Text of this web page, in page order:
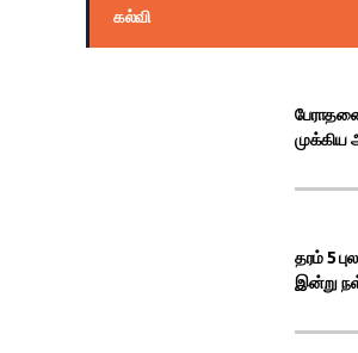
கல்வி
முக்கிய
தரம் 5
இன்று